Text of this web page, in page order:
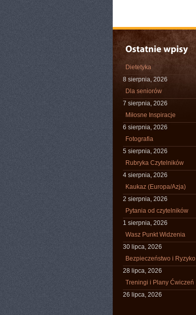
Dietetyka
8 sierpnia, 2026
Dla seniorów
7 sierpnia, 2026
Miłosne Inspiracje
6 sierpnia, 2026
Fotografia
5 sierpnia, 2026
Rubryka Czytelników
4 sierpnia, 2026
Kaukaz (Europa/Azja)
2 sierpnia, 2026
Pytania od czytelników
1 sierpnia, 2026
Wasz Punkt Widzenia
30 lipca, 2026
Bezpieczeństwo i Ryzyko
28 lipca, 2026
Treningi i Plany Ćwiczeń
26 lipca, 2026